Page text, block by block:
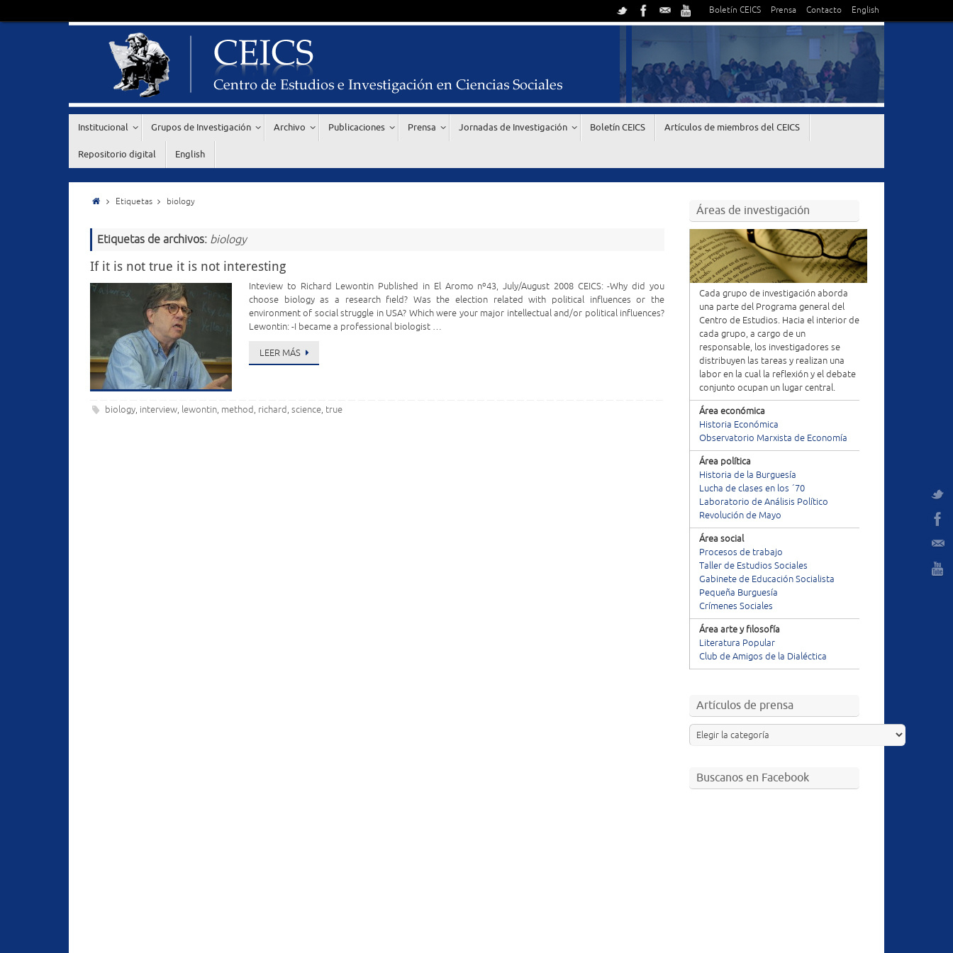
Boletín CEICS Prensa Contacto English
Institucional Grupos de Investigación Archivo Publicaciones Prensa Jornadas de Investigación Boletín CEICS Artículos de miembros del CEICS
Repositorio digital English
Etiquetas biology
Etiquetas de archivos: biology
If it is not true it is not interesting
Inteview to Richard Lewontin Published in El Aromo nº43, July/August 2008 CEICS: -Why did you
choose biology as a research field? Was the election related with political influences or the
environment of social struggle in USA? Which were your major intellectual and/or political influences?
Lewontin: -I became a professional biologist …
LEER MÁS
biology, interview, lewontin, method, richard,science, true
Áreas de investigación
Cada grupo de investigación aborda
una parte del Programa general del
Centro de Estudios. Hacia el interior de
cada grupo, a cargo de un
responsable, los investigadores se
distribuyen las tareas y realizan una
labor en la cual la reflexión y el debate
conjunto ocupan un lugar central.
Área económica
Historia Económica
Observatorio Marxista de Economía
Área política
Historia de la Burguesía
Lucha de clases en los ´70
Laboratorio de Análisis Político
Revolución de Mayo
Área social
Procesos de trabajo
Taller de Estudios Sociales
Gabinete de Educación Socialista
Pequeña Burguesía
Crímenes Sociales
Área arte y filosofía
Literatura Popular
Club de Amigos de la Dialéctica
Artículos de prensa
Buscanos en Facebook